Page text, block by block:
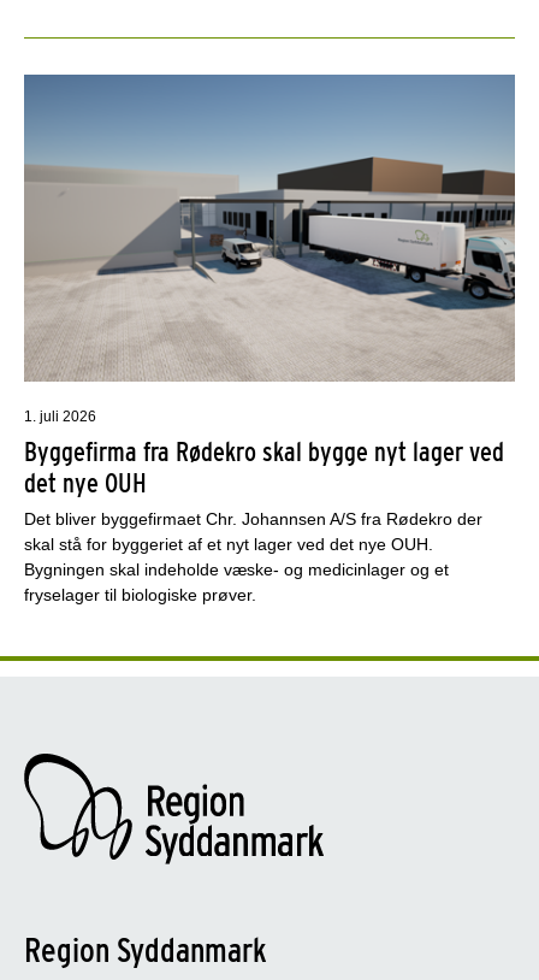
1. juli 2026
Byggefirma fra Rødekro skal bygge nyt lager ved
det nye OUH
Det bliver byggefirmaet Chr. Johannsen A/S fra Rødekro der
skal stå for byggeriet af et nyt lager ved det nye OUH.
Bygningen skal indeholde væske- og medicinlager og et
fryselager til biologiske prøver.
Region Syddanmark